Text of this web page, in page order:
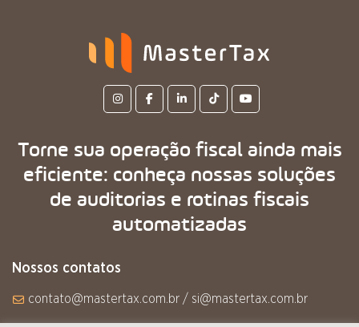
Torne sua operação fiscal ainda mais
eficiente: conheça nossas soluções
de auditorias e rotinas fiscais
automatizadas
Nossos contatos
contato@mastertax.com.br / si@mastertax.com.br